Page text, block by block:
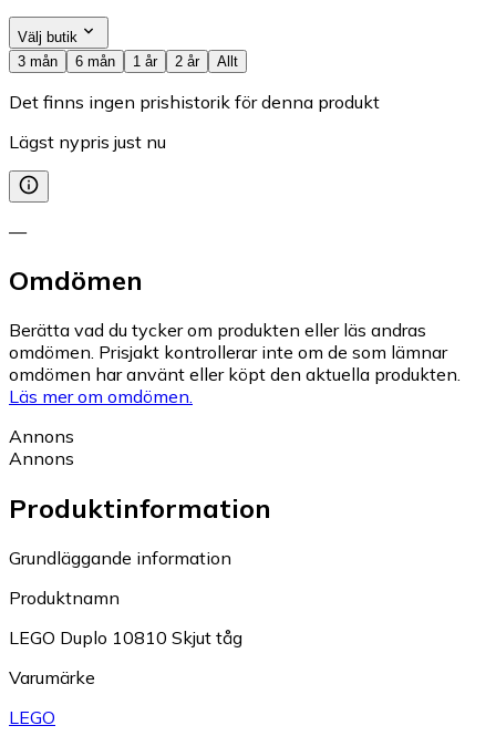
Välj butik
3 mån
6 mån 1 år 2 år Allt
Det finns ingen prishistorik för denna produkt
Lägst nypris just nu
—
Omdömen
Berätta vad du tycker om produkten eller läs andras
omdömen. Prisjakt kontrollerar inte om de som lämnar
omdömen har använt eller köpt den aktuella produkten.
Läs mer om omdömen.
Annons
Annons
Produktinformation
Grundläggande information
Produktnamn
LEGO Duplo 10810 Skjut tåg
Varumärke
LEGO